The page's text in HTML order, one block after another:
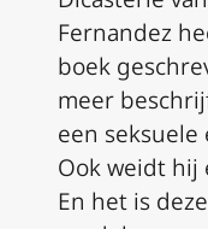
Fernandez
boek
meer
een seksuele
Ook weidt hij
En het is